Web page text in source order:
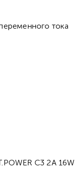
тока
C3 2A 16W